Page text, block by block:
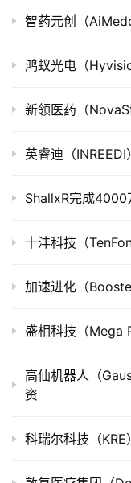
购
司
市
创
数
学
智药元创（
鸿蚁光电（
新领医药（
英睿迪（
ShallxR完成4000
十沣科技（
加速进化（
盛相科技（Mega
高仙机器人（
资
科瑞尔科技（